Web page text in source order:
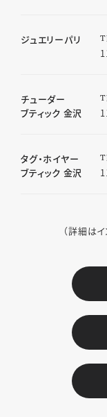
ジュエリーパリ
チューダー
ブティック 金沢
タグ・ホイヤー
ブティック 金沢
（詳細は